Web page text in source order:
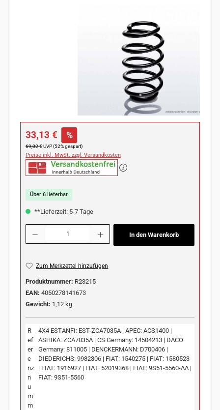
Verkaufspreis:
33,13 € %
Regulärer Preis:
69,02 €UVP (52% gespart)
Preise inkl. MwSt. zzgl. Versandkosten
Über 6 lieferbar
**Lieferzeit: 5-7 Tage
Produkt Anzahl: Gib den gewünschten Wert ein oder benutze die Schaltflächen
In den Warenkorb
Zum Merkzettel hinzufügen
Produktnummer: R23215
EAN: 4050278141673
Gewicht: 1,12 kg
R
ef
er
e
nz
n
u
m
m
4X4 ESTANFI: EST-ZCA7035A | APEC: ACS1400 |
ASHIKA: ZCA7035A | CS Germany: 14504213 | DACO
Germany: 811005 | DENCKERMANN: D700406 |
DIEDERICHS: 9982306 | FIAT: 1540275 | FIAT: 1580523
| FIAT: 1916927 | FIAT: 52019368 | FIAT: 9S51-5560-AA |
FIAT: 9S51-5560